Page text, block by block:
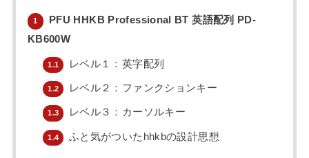
1
PFU HHKB Professional BT 英語配列 PD-
KB600W
1.1 レベル１：英字配列
1.2 レベル２：ファンクションキー
1.3 レベル３：カーソルキー
1.4 ふと気がついたhhkbの設計思想